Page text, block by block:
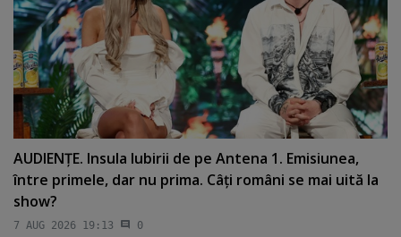
AUDIENŢE. Insula Iubirii de pe Antena 1. Emisiunea,
între primele, dar nu prima. Câţi români se mai uită la
show?
7 AUG 2026 19:13 0